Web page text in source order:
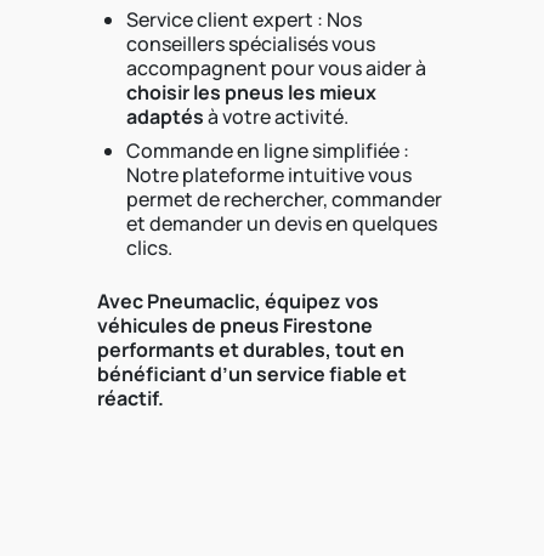
Service client expert : Nos
conseillers spécialisés vous
accompagnent pour vous aider à
choisir les pneus les mieux
adaptésà votre activité.
Commande en ligne simplifiée :
Notre plateforme intuitive vous
permet de rechercher, commander
et demander un devis en quelques
clics.
Avec Pneumaclic, équipez vos
véhicules de pneus Firestone
performants et durables, tout en
bénéficiant d’un service fiable et
réactif.